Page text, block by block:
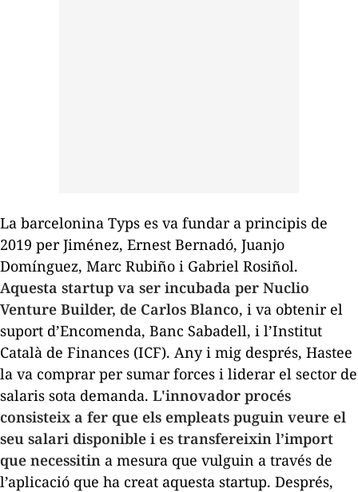
La barcelonina Typs es va fundar a principis de
2019 per Jiménez, Ernest Bernadó, Juanjo
Domínguez, Marc Rubiño i Gabriel Rosiñol.
Aquesta startup va ser incubada per Nuclio
Venture Builder, de Carlos Blanco, i va obtenir el
suport d’Encomenda, Banc Sabadell, i l’Institut
Català de Finances (ICF). Any i mig després, Hastee
la va comprar per sumar forces i liderar el sector de
salaris sota demanda. L'innovador procés
consisteix a fer que els empleats puguin veure el
seu salari disponible i es transfereixin l’import
que necessitin a mesura que vulguin a través de
l’aplicació que ha creat aquesta startup. Després,